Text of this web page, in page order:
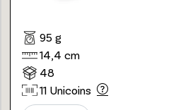
95 g
14,4 cm
48
11 Unicoins